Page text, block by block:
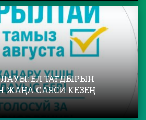
ЕЛ ТАҒДЫРЫН
ЖАҢА САЯСИ КЕЗЕҢ